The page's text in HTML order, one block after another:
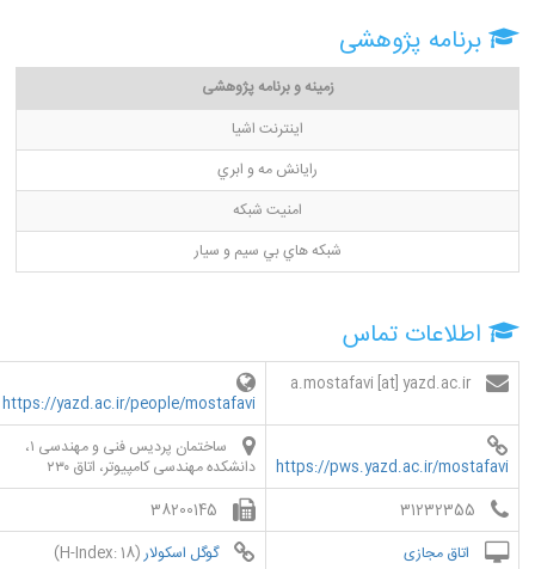
برنامه پژوهشی
زمینه و برنامه پژوهشی
اينترنت اشيا
رايانش مه و ابري
امنيت شبكه
شبكه هاي بي سيم و سيار
اطلاعات تماس
https://yazd.ac.ir/people/mostafavi
https://pws.yazd.ac.ir/mostafavi
ساختمان پردیس فنی و مهندسی ۱،
دانشکده مهندسی کامپیوتر، اتاق ۲۳۰
31232355
38200145
اتاق مجازی
گوگل اسکولار(H-Index: 18)